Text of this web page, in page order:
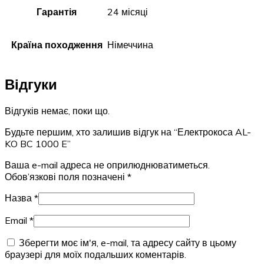
Гарантія 24 місяці
Країна походження Німеччина
Відгуки
Відгуків немає, поки що.
Будьте першим, хто залишив відгук на “Електрокоса AL-
KO BC 1000 E”
Ваша e-mail адреса не оприлюднюватиметься.
Обов’язкові поля позначені *
Назва *
Email *
Зберегти моє ім'я, e-mail, та адресу сайту в цьому
браузері для моїх подальших коментарів.